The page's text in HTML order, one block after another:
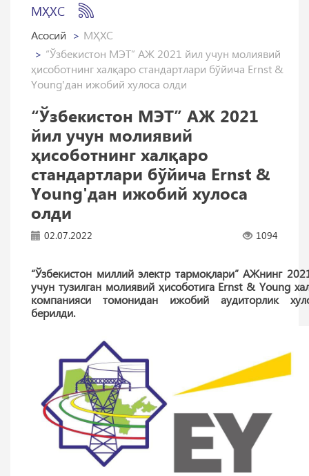
МҲХС
Асосий
МҲХС
“Ўзбекистон МЭТ” АЖ 2021 йил учун молиявий
ҳисоботнинг халқаро стандартлари бўйича Ernst &
Young'дан ижобий хулоса олди
“Ўзбекистон МЭТ” АЖ 2021
йил учун молиявий
ҳисоботнинг халқаро
стандартлари бўйича Ernst &
Young'дан ижобий хулоса
олди
02.07.2022 1094
“Ўзбекистон миллий электр тармоқлари” АЖнинг
учун тузилган молиявий ҳисоботига Ernst & Young
компанияси томонидан ижобий аудиторлик
берилди.